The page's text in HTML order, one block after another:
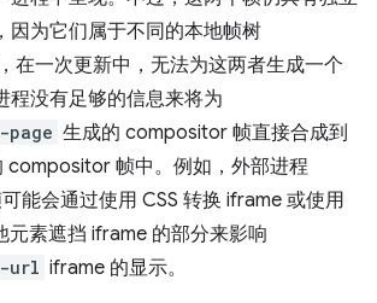
，因为它们属于不同的本地帧树
在一次更新中，无法为这两者生成一个
程没有足够的信息来将为
生成的 compositor 帧直接合成到
compositor 帧中。例如，外部进程
能会通过使用 CSS 转换 iframe 或使用
元素遮挡 iframe 的部分来影响
url iframe 的显示。